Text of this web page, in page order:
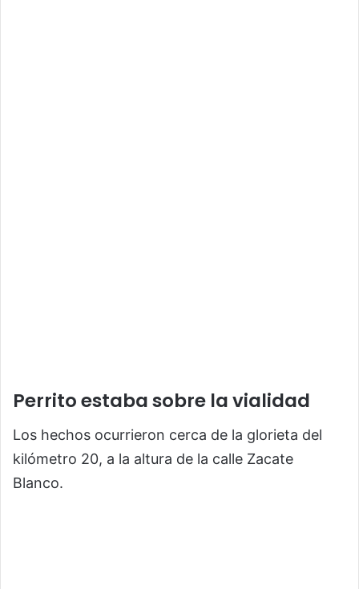
Perrito estaba sobre la vialidad
Los hechos ocurrieron cerca de la glorieta del
kilómetro 20, a la altura de la calle Zacate
Blanco.